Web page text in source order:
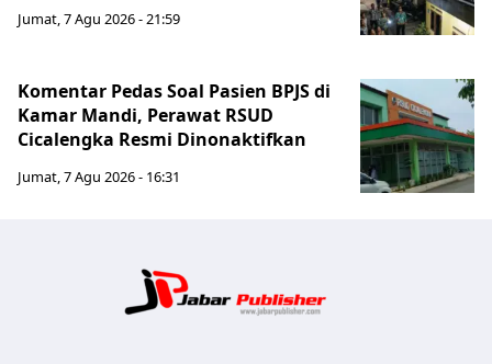
Jumat, 7 Agu 2026 - 21:59
Komentar Pedas Soal Pasien BPJS di
Kamar Mandi, Perawat RSUD
Cicalengka Resmi Dinonaktifkan
Jumat, 7 Agu 2026 - 16:31